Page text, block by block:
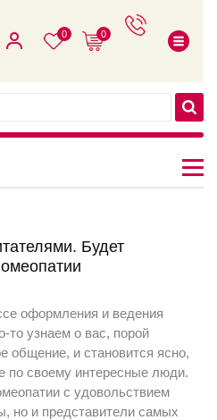
0 0
Будет
оформления и ведения
то узнаем о вас, порой
общение, и становится ясно,
по своему интересные люди.
с удовольствием
но и представители самых